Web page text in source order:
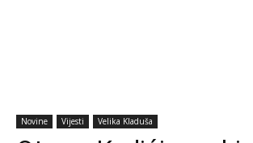
Novine Vijesti Velika Kladuša